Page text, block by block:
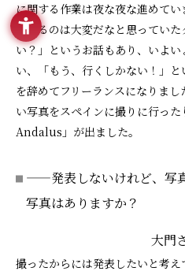
に関する作業は夜な夜な進めて
行するのは大変だなと思ってい
い？」というお話もあり、いよ
い、「もう、行くしかない！」
を辞めてフリーランスになりま
い写真をスペインに撮りに行っ
Andalus」が出ました。
——発表しないけれど、写
写真はありますか？
大門
撮ったからには発表したいと考